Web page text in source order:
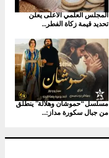
المجلس العلمي الأعلى يعلن
تحديد قيمة زكاة الفطر...
مسلسل “حموشان وهلالة” ينطلق
من جبال سكورة مداز:...